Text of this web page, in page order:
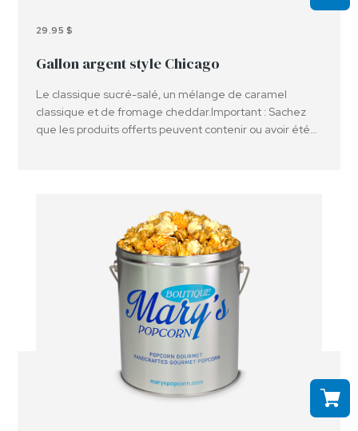
29.95 $
Gallon argent style Chicago
Le classique sucré-salé, un mélange de caramel
classique et de fromage cheddar.Important : Sachez
que les produits offerts peuvent contenir ou avoir été